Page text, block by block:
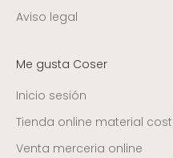
Aviso legal
Me gusta Coser
Inicio sesión
Tienda online material
Venta merceria online